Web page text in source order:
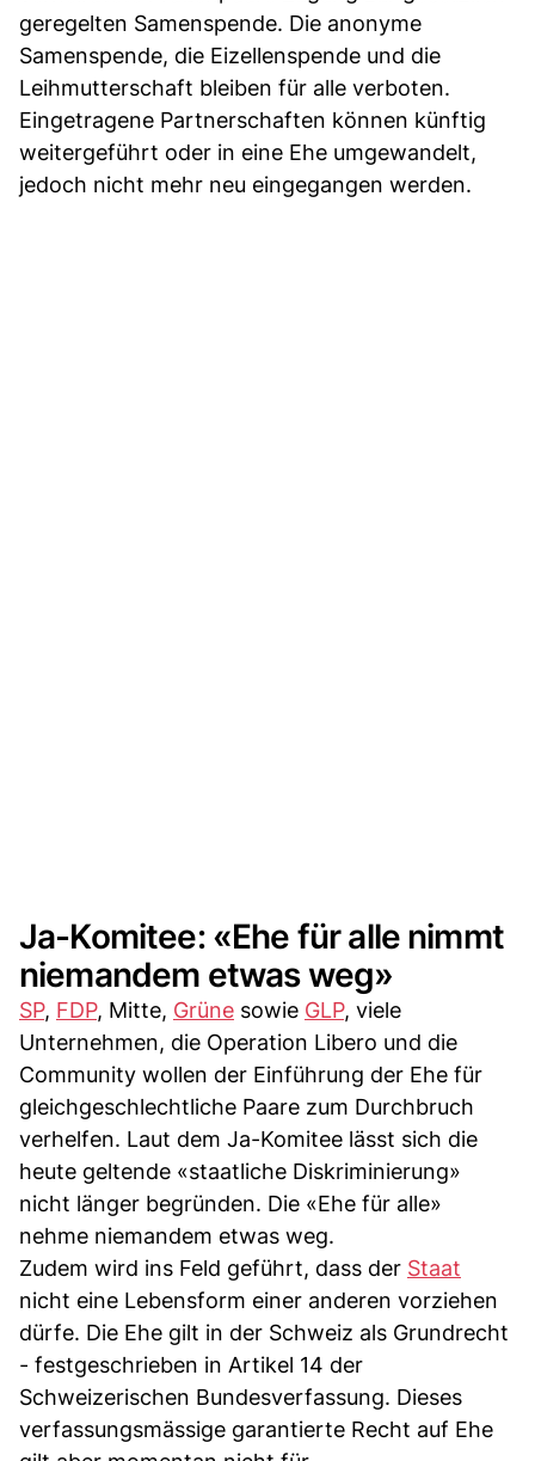
geregelten Samenspende. Die anonyme
Samenspende, die Eizellenspende und die
Leihmutterschaft bleiben für alle verboten.
Eingetragene Partnerschaften können künftig
weitergeführt oder in eine Ehe umgewandelt,
jedoch nicht mehr neu eingegangen werden.
Ja-Komitee: «Ehe für alle nimmt
niemandem etwas weg»
SP, FDP, Mitte, Grüne sowie GLP, viele
Unternehmen, die Operation Libero und die
Community wollen der Einführung der Ehe für
gleichgeschlechtliche Paare zum Durchbruch
verhelfen. Laut dem Ja-Komitee lässt sich die
heute geltende «staatliche Diskriminierung»
nicht länger begründen. Die «Ehe für alle»
nehme niemandem etwas weg.
Zudem wird ins Feld geführt, dass der Staat
nicht eine Lebensform einer anderen vorziehen
dürfe. Die Ehe gilt in der Schweiz als Grundrecht
- festgeschrieben in Artikel 14 der
Schweizerischen Bundesverfassung. Dieses
verfassungsmässige garantierte Recht auf Ehe